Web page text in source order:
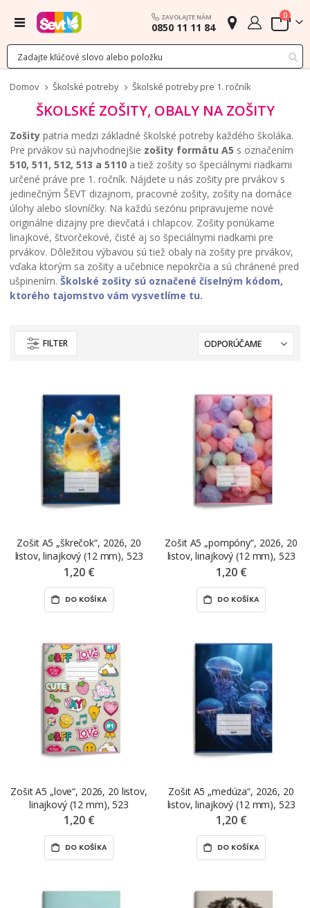
Menu ZAVOLAJTE NÁM
0850 11 11 84 Cart
0
Domov Školské potreby Školské potreby pre 1. ročník
ŠKOLSKÉ ZOŠITY, OBALY NA ZOŠITY
Zošity patria medzi základné školské potreby každého školáka.
Pre prvákov sú najvhodnejšie zošity formátu A5 s označením
510, 511, 512, 513 a 5110 a tiež zošity so špeciálnymi riadkami
určené práve pre 1. ročník. Nájdete u nás zošity pre prvákov s
jedinečným ŠEVT dizajnom, pracovné zošity, zošity na domáce
úlohy alebo slovníčky. Na každú sezónu pripravujeme nové
originálne dizajny pre dievčatá i chlapcov. Zošity ponúkame
linajkové, štvorčekové, čisté aj so špeciálnymi riadkami pre
prvákov. Dôležitou výbavou sú tiež obaly na zošity pre prvákov,
vďaka ktorým sa zošity a učebnice nepokrčia a sú chránené pred
ušpinením. Školské zošity sú označené číselným kódom,
ktorého tajomstvo vám vysvetlíme tu.
FILTER
Zošit A5 „škrečok“, 2026, 20
listov, linajkový (12 mm), 523
1,20 €
DO KOŠÍKA
Zošit A5 „pompóny“, 2026, 20
listov, linajkový (12 mm), 523
1,20 €
DO KOŠÍKA
Zošit A5 „love“, 2026, 20 listov,
linajkový (12 mm), 523
1,20 €
DO KOŠÍKA
Zošit A5 „medúza“, 2026, 20
listov, linajkový (12 mm), 523
1,20 €
DO KOŠÍKA